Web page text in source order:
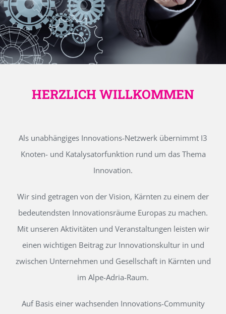
HERZLICH WILLKOMMEN
Als unabhängiges Innovations-Netzwerk übernimmt I3
Knoten- und Katalysatorfunktion rund um das Thema
Innovation.
Wir sind getragen von der Vision, Kärnten zu einem der
bedeutendsten Innovationsräume Europas zu machen.
Mit unseren Aktivitäten und Veranstaltungen leisten wir
einen wichtigen Beitrag zur Innovationskultur in und
zwischen Unternehmen und Gesellschaft in Kärnten und
im Alpe-Adria-Raum.
Auf Basis einer wachsenden Innovations-Community